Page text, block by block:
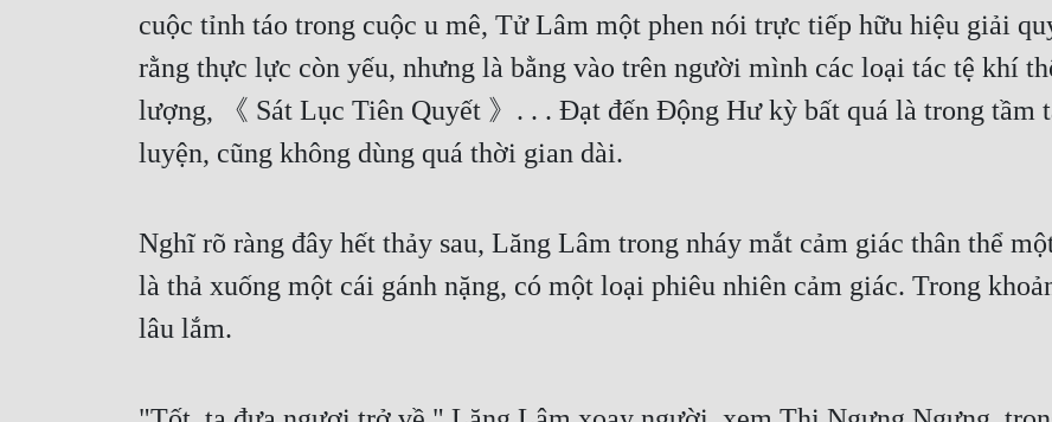
cuộc tỉnh táo trong cuộc u mê, Tử Lâm một phen nói trực tiếp hữu hiệu giải
rằng thực lực còn yếu, nhưng là bằng vào trên người mình các loại tác tệ khí
lượng, 《 Sát Lục Tiên Quyết 》. . . Đạt đến Động Hư kỳ bất quá là trong tầm
luyện, cũng không dùng quá thời gian dài.
Nghĩ rõ ràng đây hết thảy sau, Lăng Lâm trong nháy mắt cảm giác thân thể
là thả xuống một cái gánh nặng, có một loại phiêu nhiên cảm giác. Trong
lâu lắm.